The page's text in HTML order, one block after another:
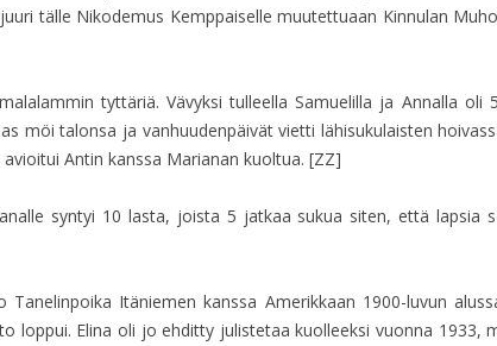
tälle Nikodemus Kemppaiselle muutettuaan Kinnulan
tyttäriä. Vävyksi tulleella Samuelilla ja Annalla oli
möi talonsa ja vanhuudenpäivät vietti lähisukulaisten
Antin kanssa Marianan kuoltua. [ZZ]
syntyi 10 lasta, joista 5 jatkaa sukua siten, että lapsia
Itäniemen kanssa Amerikkaan 1900-luvun
loppui. Elina oli jo ehditty julistetaa kuolleeksi vuonna 1933,